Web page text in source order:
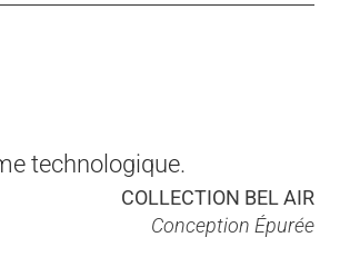
technologique.
COLLECTION BEL AIR
Conception Épurée